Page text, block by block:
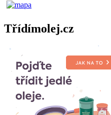
Třídímolej.cz